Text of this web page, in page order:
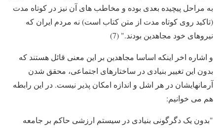
به مراحل پیچیده بعدی بوده و مخاطب های آن نیز در کوتاه مدت
(تاکید روی کوتاه مدت از متن کتاب است) نه مردم ایران که
نیروهای خود مجاهدین بودند." (7)
و اشاره اخر اینکه اساسا مجاهدین بر این معنی قائل هستند که
بدون این تغییر بنیادی در ساختارهای اجتماعی، محقق شدن
آرمانهایشان در هر اشل و اندازه امکان پذیر نیست. در این رابطه
هم می خوانیم:
"بدون یک دگرگونی بنیادی در سیستم ارزشی حاکم بر جامعه